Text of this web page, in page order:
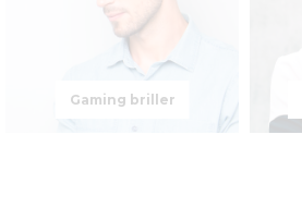
Gaming briller